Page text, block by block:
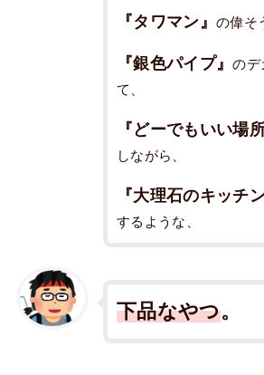
『タワマン』の偉そ
『銀色パイプ』のデ
て、
『どーでもいい場所
しながら、
『大理石のキッチン
するような、
下品なやつ。